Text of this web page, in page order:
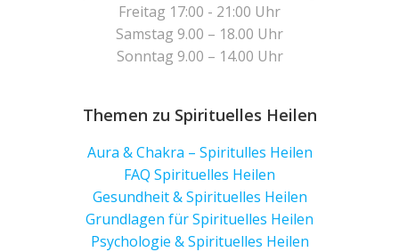
Freitag 17:00 - 21:00 Uhr
Samstag 9.00 – 18.00 Uhr
Sonntag 9.00 – 14.00 Uhr
Themen zu Spirituelles Heilen
Aura & Chakra – Spiritulles Heilen
FAQ Spirituelles Heilen
Gesundheit & Spirituelles Heilen
Grundlagen für Spirituelles Heilen
Psychologie & Spirituelles Heilen